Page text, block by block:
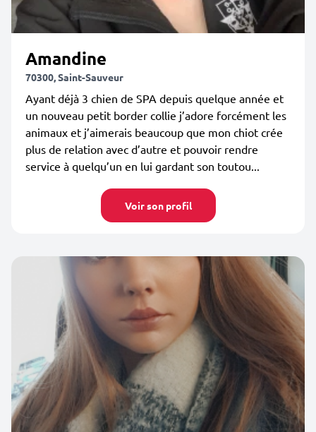
Amandine
70300, Saint-Sauveur
Ayant déjà 3 chien de SPA depuis quelque année et
un nouveau petit border collie j’adore forcément les
animaux et j’aimerais beaucoup que mon chiot crée
plus de relation avec d’autre et pouvoir rendre
service à quelqu’un en lui gardant son toutou...
Voir son profil